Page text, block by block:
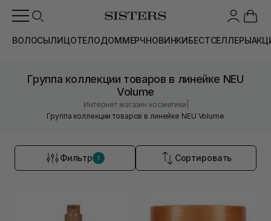
ВОЛОСЫЛИЦОТЕЛОДОММЕРЧНОВИНКИБЕСТСЕЛЛЕРЫ
Группа коллекции товаров в линейке NEU
Volume
Интернет магазин косметики
Группа коллекции товаров в линейке NEU Volume
Фильтр 1 Сортировать